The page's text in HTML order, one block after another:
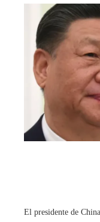
El presidente de